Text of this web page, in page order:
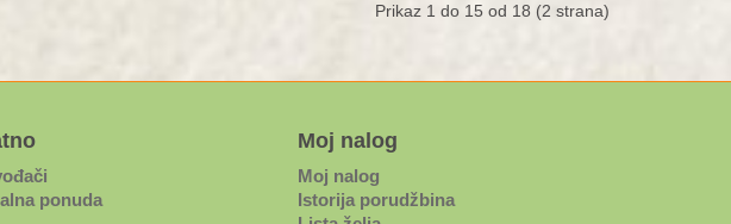
Prikaz 1 do 15 od 18 (2 strana)
ponuda
Moj nalog
Moj nalog
Istorija porudžbina